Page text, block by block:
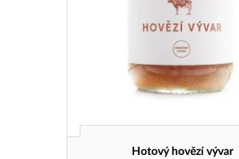
Hotový hovězí vývar